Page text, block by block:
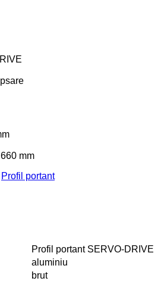
mm
Profil portant
Profil portant SERVO-DRIVE
aluminiu
brut